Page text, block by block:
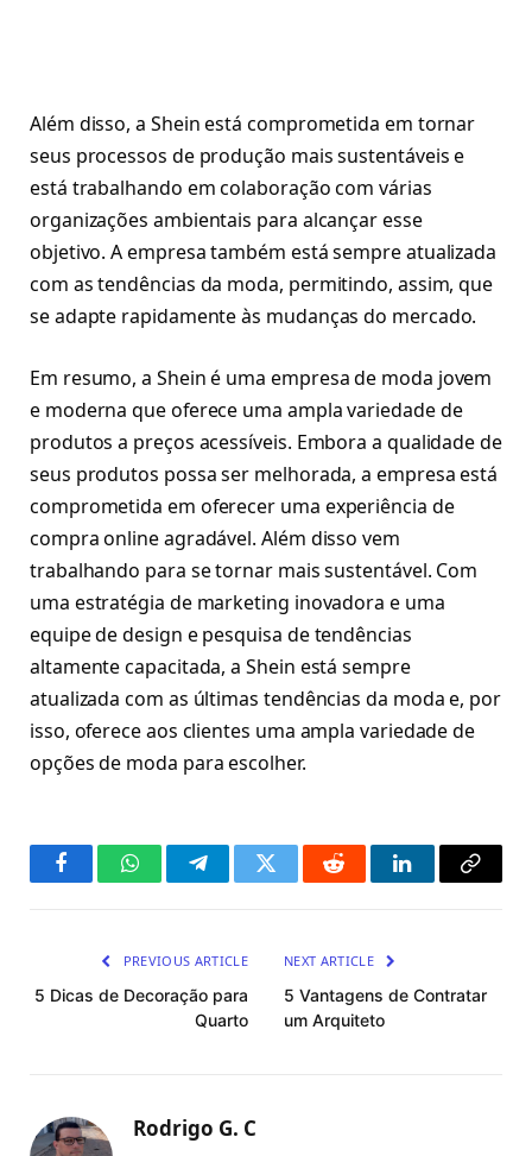
Além disso, a Shein está comprometida em tornar
seus processos de produção mais sustentáveis e
está trabalhando em colaboração com várias
organizações ambientais para alcançar esse
objetivo. A empresa também está sempre atualizada
com as tendências da moda, permitindo, assim, que
se adapte rapidamente às mudanças do mercado.
Em resumo, a Shein é uma empresa de moda jovem
e moderna que oferece uma ampla variedade de
produtos a preços acessíveis. Embora a qualidade de
seus produtos possa ser melhorada, a empresa está
comprometida em oferecer uma experiência de
compra online agradável. Além disso vem
trabalhando para se tornar mais sustentável. Com
uma estratégia de marketing inovadora e uma
equipe de design e pesquisa de tendências
altamente capacitada, a Shein está sempre
atualizada com as últimas tendências da moda e, por
isso, oferece aos clientes uma ampla variedade de
opções de moda para escolher.
FacebookWhatsAppTelegramTwitter Reddit LinkedInCopy
PREVIOUS ARTICLE
5 Dicas de Decoração para
Quarto
NEXT ARTICLE
5 Vantagens de Contratar
um Arquiteto
Rodrigo G. C